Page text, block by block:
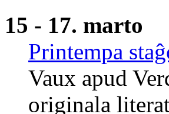
15 - 17. marto
Printempa
Vaux apud
originala